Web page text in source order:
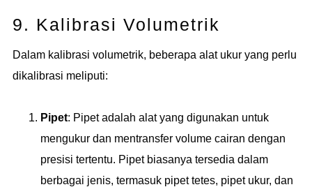
9. Kalibrasi Volumetrik
Dalam kalibrasi volumetrik, beberapa alat ukur yang perlu
dikalibrasi meliputi:
Pipet: Pipet adalah alat yang digunakan untuk
mengukur dan mentransfer volume cairan dengan
presisi tertentu. Pipet biasanya tersedia dalam
berbagai jenis, termasuk pipet tetes, pipet ukur, dan